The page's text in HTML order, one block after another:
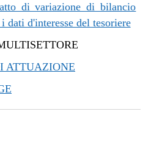
di variazione di bilancio
dati d'interesse del tesoriere
ATTUAZIONE